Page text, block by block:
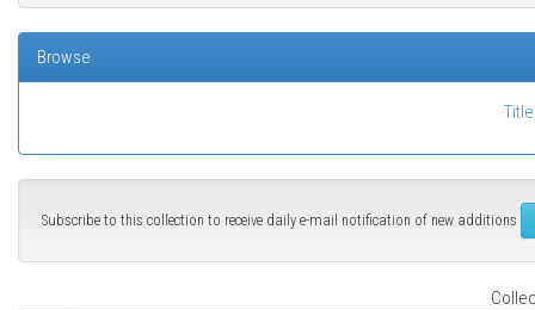
Browse
Title
Subscribe to this collection to receive daily e-mail notification of new additions